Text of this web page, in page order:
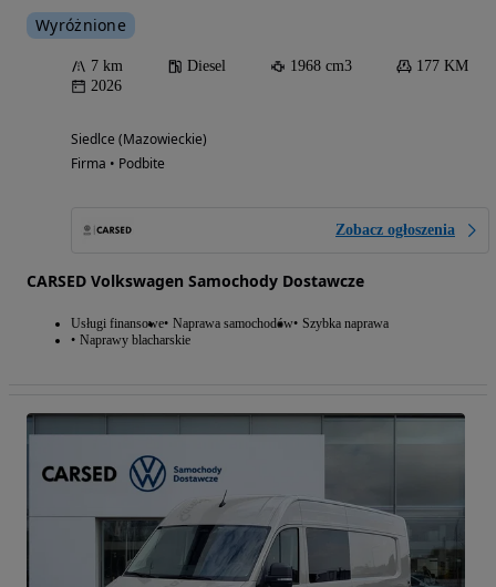
Wyróżnione
7 km Diesel 1968 cm3
177 KM
2026
Siedlce (Mazowieckie)
Firma • Podbite
Zobacz ogłoszenia
CARSED Volkswagen Samochody Dostawcze
Usługi finansowe Naprawa samochodów Szybka naprawa
Naprawy blacharskie